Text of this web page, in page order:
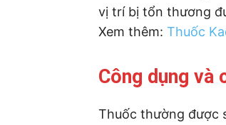
vị trí bị tổn thương
Xem thêm: Thuốc
Công dụng và
Thuốc thường được